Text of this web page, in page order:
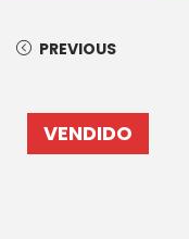
PREVIOUS
VENDIDO